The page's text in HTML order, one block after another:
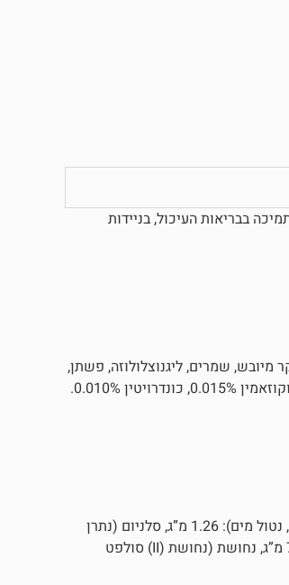
בבריאות העיכול, בניידות
בשר בקר מיובש, שמרים, ליגנוצלולוזה, פשתן,
ויטמין A: 19600 יחב”ל, ויטמין D3: 1400 יחב”ל, ויטמין E: 53.2 מ”ג, יודאט (סידן יודאט, נטול מים): 1.26 מ”ג, סלניום (נתרן
סלניט): 0.28 מ”ג, ברזל (ברזל (II) סולפט מונוהידרט): 42 מ”ג, מנגן (תחמוצת מנגן (II)): 7 מ”ג, נחושת (נחושת (II) סולפט